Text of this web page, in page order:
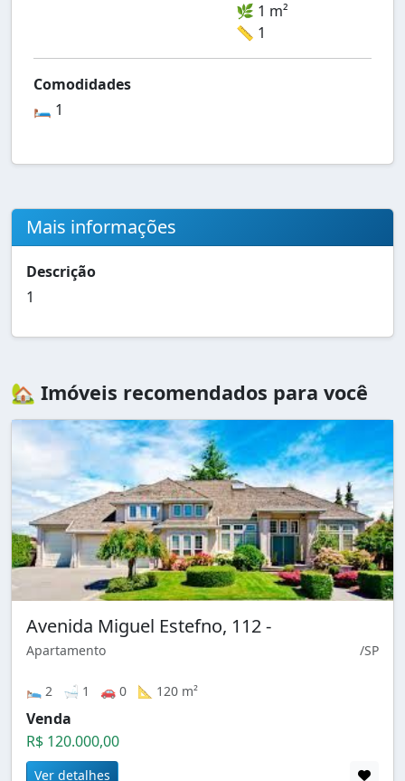
🌿 1 m²
📏 1
Comodidades
🛏️ 1
Mais informações
Descrição
1
🏡 Imóveis recomendados para você
Avenida Miguel Estefno, 112 -
Apartamento /SP
🛌 2 🛁 1 🚗 0 📐 120 m²
Venda
R$ 120.000,00
Ver detalhes